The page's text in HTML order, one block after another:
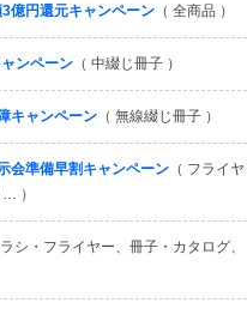
億円還元キャンペーン （ 全商品 ）
ンペーン （ 中綴じ冊子 ）
キャンペーン （ 無線綴じ冊子 ）
会準備早割キャンペーン （ フライヤ
）
ラシ・フライヤー、冊子・カタログ、